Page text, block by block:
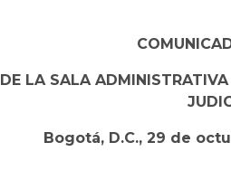
DE LA SALA
Bogotá, D.C., 29 de